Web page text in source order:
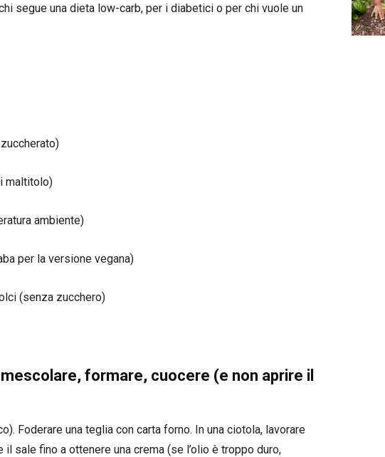
segue una dieta low-carb, per i diabetici o per chi vuole un
maltitolo)
ambiente)
per la versione vegana)
(senza zucchero)
formare, cuocere (e non aprire il
Foderare una teglia con carta forno. In una ciotola, lavorare
il sale fino a ottenere una crema (se l’olio è troppo duro,